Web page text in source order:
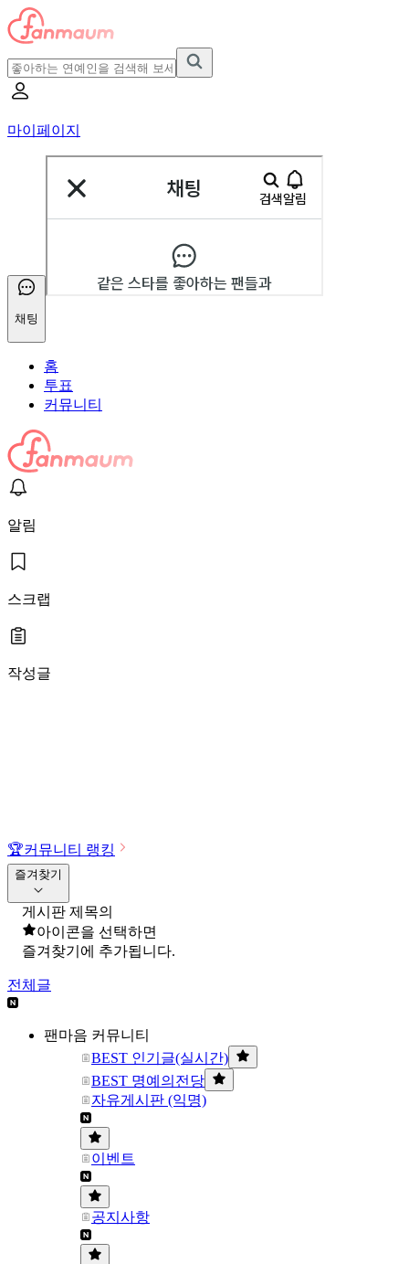
마이페이지
채팅
홈
투표
커뮤니티
알림
스크랩
작성글
🏆커뮤니티 랭킹
즐겨찾기
게시판 제목의
아이콘을 선택하면
즐겨찾기에 추가됩니다.
전체글
팬마음 커뮤니티
BEST 인기글(실시간)
BEST 명예의전당
자유게시판 (익명)
이벤트
공지사항